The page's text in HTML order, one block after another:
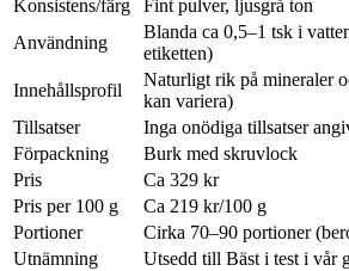
Konsistens/färg
Fint pulver, ljusgrå ton
Användning
Blanda ca 0,5–1 tsk i
etiketten)
Innehållsprofil
Naturligt rik på mineraler
kan variera)
Tillsatser
Inga onödiga tillsatser
Förpackning
Burk med skruvlock
Pris
Ca 329 kr
Pris per 100 g
Ca 219 kr/100 g
Portioner
Cirka 70–90 portioner
Utnämning
Utsedd till Bäst i test i vår